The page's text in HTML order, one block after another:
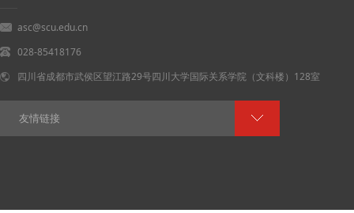
asc@scu.edu.cn
028-85418176
四川省成都市武侯区望江路29号四川大学国际关系学院（文科楼）128室
友情链接